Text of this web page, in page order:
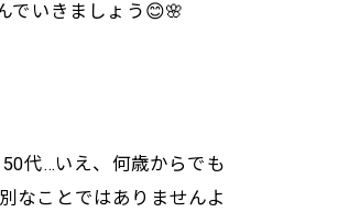
でいきましょう😊🌸
代…いえ、何歳からでも
なことではありませんよ